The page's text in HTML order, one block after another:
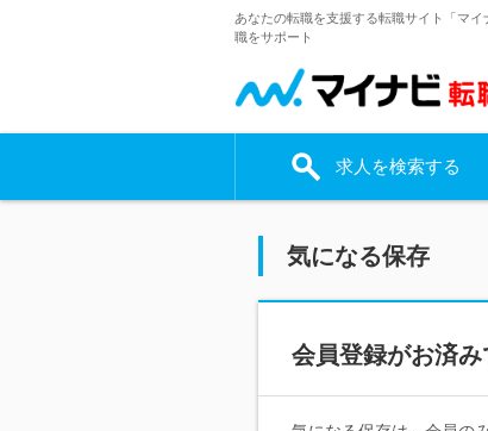
あなたの転職を支援する転職サイト「マ
職をサポート
求人を検索する
気になる保存
会員登録がお済